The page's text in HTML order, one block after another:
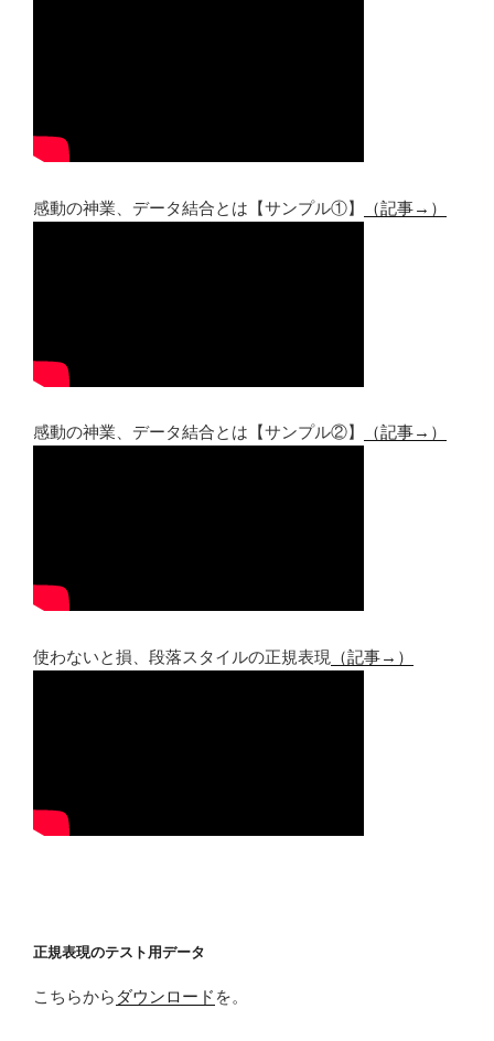
感動の神業、データ結合とは【サンプル①】 （記事→）
感動の神業、データ結合とは【サンプル②】 （記事→）
使わないと損、段落スタイルの正規表現 （記事→）
正規表現のテスト用データ
こちらから ダウンロード を。